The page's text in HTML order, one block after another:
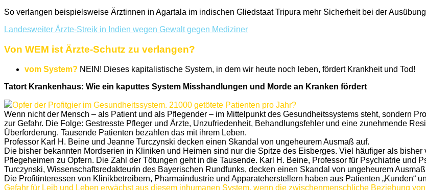
So verlangen beispielsweise Ärztinnen in Agartala im indischen Gliedstaat Tripura mehr Sicherheit bei der
Landesweiter Ärzte-Streik in Indien wegen Gewalt gegen Mediziner
Von WEM ist Ärzte-Schutz zu verlangen?
vom System? NEIN! Dieses kapitalistische System, in dem wir heute noch leben, fördert Krankheit und Tod!
Tatort Krankenhaus: Wie ein kaputtes System Misshandlungen und Morde an Kranken fördert
Opfer der Profitgier im Gesundheitssystem. 21000 getötete Patienten pro Jahr?
Wenn nicht der Mensch – als Patient und als Pflegender – im Mittelpunkt des Gesundheitssystems steht, sondern
zur Gefahr. Die Folge: Gestresste Pfleger und Ärzte, Unzufriedenheit, Behandlungsfehler und eine zunehmende
Überforderung. Tausende Patienten bezahlen das mit ihrem Leben.
Professor Karl H. Beine und Jeanne Turczynski decken einen Skandal von ungeheurem Ausmaß auf.
Die bisher bekannten Mordserien in Kliniken und Heimen sind nur die Spitze des Eisberges. Viel häufiger als
Pflegeheimen zu Opfern. Die Zahl der Tötungen geht in die Tausende. Karl H. Beine, Professor für Psychiatrie und
Turczynski, Wissenschaftsredakteurin des Bayerischen Rundfunks, decken einen Skandal von ungeheurem
Die Profitinteressen von Klinikbetreibern, Pharmaindustrie und Apparateherstellern haben aus Patienten „Kunden“
Gefahr für Leib und Leben erwächst aus diesem inhumanen System, wenn die zwischenmenschliche Beziehung